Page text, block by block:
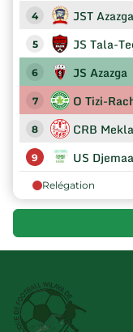
4 JST Azazga
5 JS Tala-
6 JS Azazga
7 O Tizi-
8 CRB Mekla
9 US
Relégation